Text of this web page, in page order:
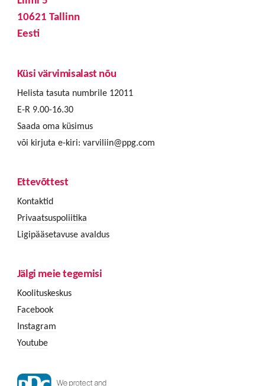
10621 Tallinn
Eesti
Küsi värvimisalast nõu
Helista tasuta numbrile 12011
E-R 9.00-16.30
Saada oma küsimus
või kirjuta e-kiri: varviliin@ppg.com
Ettevõttest
Kontaktid
Privaatsuspoliitika
Ligipääsetavuse avaldus
Jälgi meie tegemisi
Koolituskeskus
Facebook
Instagram
Youtube